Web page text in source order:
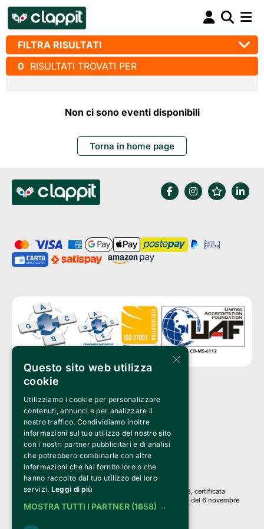
FILTRA RISULTATI
0 RISULTATI TROVATI PER
Non ci sono eventi disponibili
Torna in home page
Clappit è un marchio di proprietà di:
Bemils Srl
a Socio Unico
Via Fosse Ardeatine, 4 -20092 Cinisello Balsamo (MI)
PI 05589050961
Iscr. C.C.I.A.A. Milano R.E.A. 1833471
© 2010-2025 Bemils Srl - Tutti i diritti riservati
Credits:
Clappit è basato sulla piattaforma di biglietteria Belive 6.2, certificata
dall’Agenzia delle Entrate con protocollo n. 2025/445474 del 6 novembre
2025.
Su Clappit i tuoi acquisti ed i tuoi dati
×
Questo sito web utilizza
cookie
Utilizziamo i cookie per personalizzare
contenuti, annunci e per analizzare il
nostro traffico. Condividiamo inoltre
informazioni sul tuo utilizzo del nostro sito
con i nostri partner pubblicitari e di analisi
che potrebbero combinarle con altre
informazioni che hai fornito loro o che
hanno raccolto dal tuo utilizzo dei loro
servizi. Leggi di più
MOSTRA TUTTI I PARTNER (1658) →